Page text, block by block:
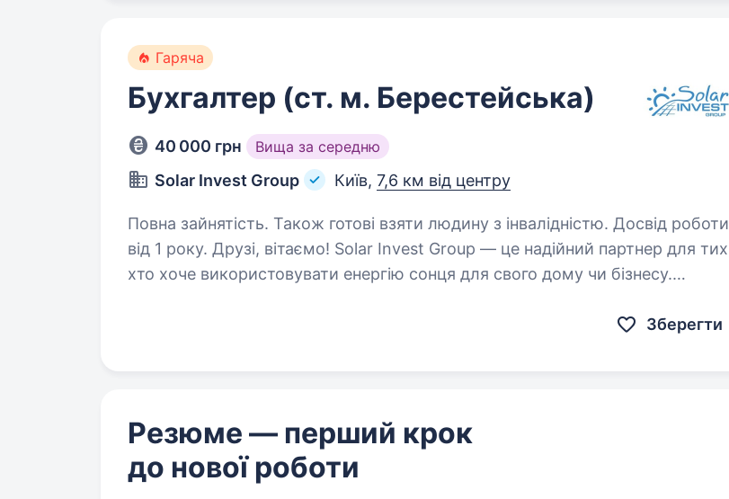
Гаряча
Бухгалтер (ст. м. Берестейська)
40 000 грн Вища за середню
Solar Invest Group Київ, 7,6 км від центру
Повна зайнятість. Також готові взяти людину з інвалідністю. Досвід роботи
від 1 року. Друзі, вітаємо! Solar Invest Group — це надійний партнер для тих,
хто хоче використовувати енергію сонця для свого дому чи бізнесу.
Зберегти
Резюме — перший крок
до нової роботи